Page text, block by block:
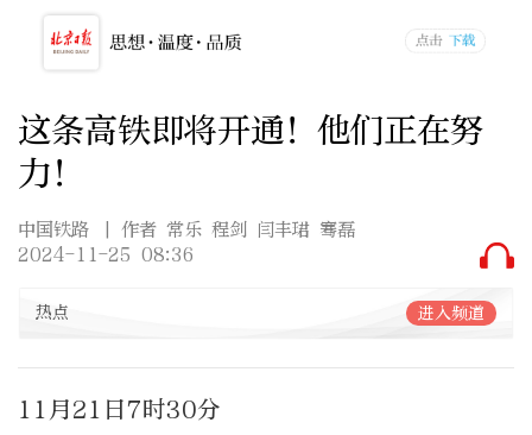
这条高铁即将开通！他们正在努
力！
中国铁路
| 作者 常乐 程剑 闫丰珺 骞磊
2024-11-25 08:36
热点 进入频道
11月21日7时30分